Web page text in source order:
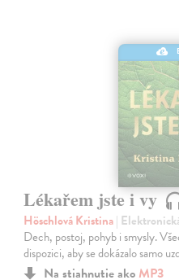
Lékařem jste i vy
Höschlová Kristina|
Dech, postoj, pohyb i smysly.
dispozici, aby se dokázalo samo
Na stiahnutie ako MP3